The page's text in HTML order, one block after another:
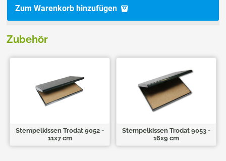
Zum Warenkorb hinzufügen
Zubehör
Stempelkissen Trodat 9052 -
11x7 cm
Stempelkissen Trodat 9053 -
16x9 cm